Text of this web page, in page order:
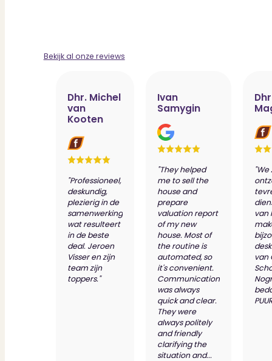
Bekijk al onze reviews
Dhr. Michel
van
Kooten
"Professioneel,
deskundig,
plezierig in de
samenwerking
wat resulteert
in de beste
deal. Jeroen
Visser en zijn
team zijn
toppers."
Ivan
Samygin
"They helped
me to sell the
house and
prepare
valuation report
of my new
house. Most of
the routine is
automated, so
it's convenient.
Communication
was always
quick and clear.
They were
always politely
and friendly
clarifying the
situation and...
"We
van
van